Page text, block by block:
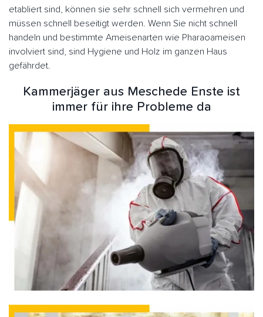
etabliert sind, können sie sehr schnell sich vermehren und
müssen schnell beseitigt werden. Wenn Sie nicht schnell
handeln und bestimmte Ameisenarten wie Pharaoameisen
involviert sind, sind Hygiene und Holz im ganzen Haus
gefährdet.
Kammerjäger aus Meschede Enste ist
immer für ihre Probleme da